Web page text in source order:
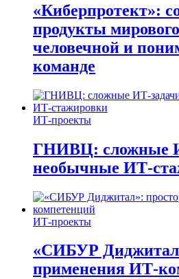
«Киберпротект»:
продукты
человечной и
команде
ИТ-проекты
ГНИВЦ: сложные
необычные
ИТ-проекты
«СИБУР
применения ИТ-